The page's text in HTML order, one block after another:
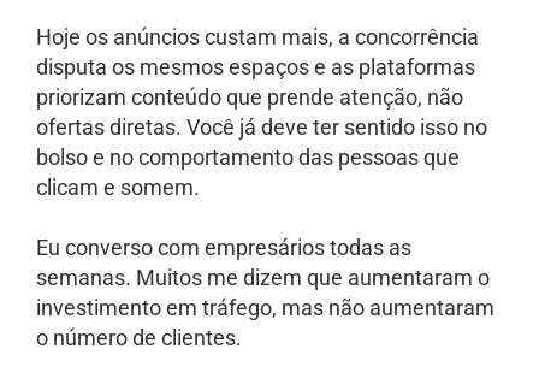
Hoje os anúncios custam mais, a concorrência
disputa os mesmos espaços e as plataformas
priorizam conteúdo que prende atenção, não
ofertas diretas. Você já deve ter sentido isso no
bolso e no comportamento das pessoas que
clicam e somem.
Eu converso com empresários todas as
semanas. Muitos me dizem que aumentaram o
investimento em tráfego, mas não aumentaram
o número de clientes.